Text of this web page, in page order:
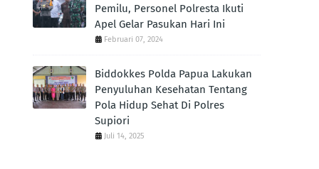
Pemilu, Personel Polresta Ikuti
Apel Gelar Pasukan Hari Ini
Februari 07, 2024
Biddokkes Polda Papua Lakukan
Penyuluhan Kesehatan Tentang
Pola Hidup Sehat Di Polres
Supiori
Juli 14, 2025